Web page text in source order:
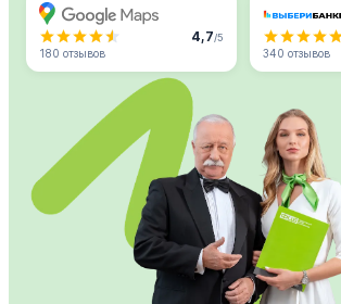
4,7/5
180 отзывов 340 отзывов